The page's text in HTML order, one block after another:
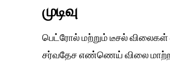
முடிவு
பெட்ரோல் மற்றும் டீசல் விலைகள்
சர்வதேச எண்ணெய் விலை